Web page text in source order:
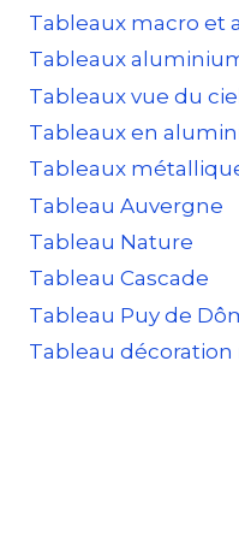
Tableaux macro et
Tableaux
Tableaux vue du
Tableaux en
Tableaux
Tableau Auvergne
Tableau Nature
Tableau Cascade
Tableau Puy de
Tableau décoration